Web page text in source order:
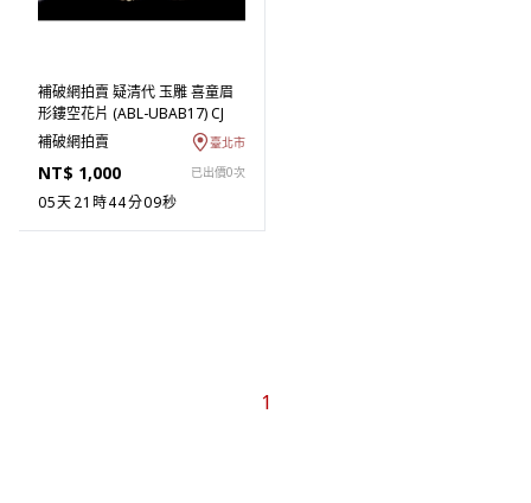
補破網拍賣 疑清代 玉雕 喜童眉
形鏤空花片 (ABL-UBAB17) CJ
補破網拍賣
臺北市
NT$ 1,000 已出價0次
05天21時44分09秒
1